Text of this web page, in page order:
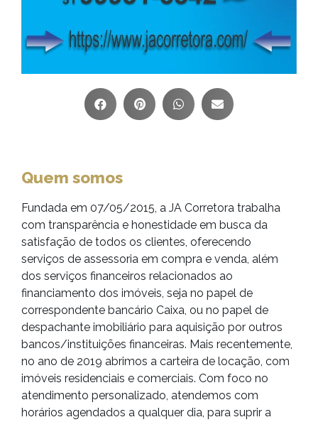
Quem somos
Fundada em 07/05/2015, a JA Corretora trabalha
com transparência e honestidade em busca da
satisfação de todos os clientes, oferecendo
serviços de assessoria em compra e venda, além
dos serviços financeiros relacionados ao
financiamento dos imóveis, seja no papel de
correspondente bancário Caixa, ou no papel de
despachante imobiliário para aquisição por outros
bancos/instituições financeiras. Mais recentemente,
no ano de 2019 abrimos a carteira de locação, com
imóveis residenciais e comerciais. Com foco no
atendimento personalizado, atendemos com
horários agendados a qualquer dia, para suprir a